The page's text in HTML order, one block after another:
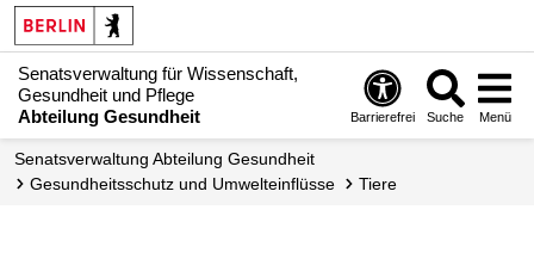
Senatsverwaltung für Wissenschaft,
Gesundheit und Pflege
Abteilung Gesundheit
Barrierefrei Suche Menü
Senats­verwaltung Abteilung Gesundheit
Gesundheits­schutz und Umwelteinflüsse
Tiere